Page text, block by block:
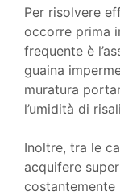
Per risolvere
occorre prima
frequente è
guaina
muratura
l’umidità di
Inoltre, tra le
acquifere
costantemente